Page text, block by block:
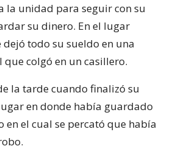
la unidad para seguir con su
su dinero. En el lugar
todo su sueldo en una
colgó en un casillero.
la tarde cuando finalizó su
en donde había guardado
en el cual se percató que había